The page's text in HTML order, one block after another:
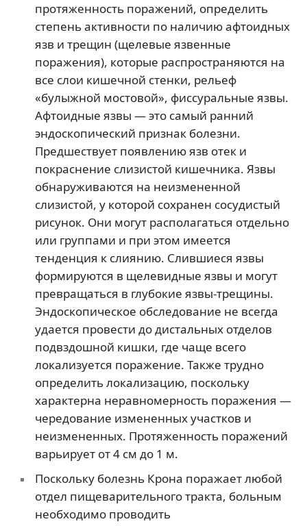
протяженность поражений, определить
степень активности по наличию афтоидных
язв и трещин (щелевые язвенные
поражения), которые распространяются на
все слои кишечной стенки, рельеф
«булыжной мостовой», фиссуральные язвы.
Афтоидные язвы — это самый ранний
эндоскопический признак болезни.
Предшествует появлению язв отек и
покраснение слизистой кишечника. Язвы
обнаруживаются на неизмененной
слизистой, у которой сохранен сосудистый
рисунок. Они могут располагаться отдельно
или группами и при этом имеется
тенденция к слиянию. Слившиеся язвы
формируются в щелевидные язвы и могут
превращаться в глубокие язвы-трещины.
Эндоскопическое обследование не всегда
удается провести до дистальных отделов
подвздошной кишки, где чаще всего
локализуется поражение. Также трудно
определить локализацию, поскольку
характерна неравномерность поражения —
чередование измененных участков и
неизмененных. Протяженность поражений
варьирует от 4 см до 1 м.
Поскольку болезнь Крона поражает любой
отдел пищеварительного тракта, больным
необходимо проводить